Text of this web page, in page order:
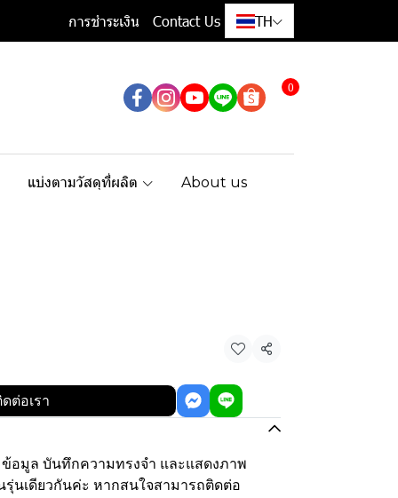
การชำระเงิน Contact Us TH
0
แบ่งตามวัสดุที่ผลิต About us
แชร์
ต่อเรา
อมูล บันทึกความทรงจำ และแสดงภาพ
รุ่นเดียวกันค่ะ หากสนใจสามารถติดต่อ